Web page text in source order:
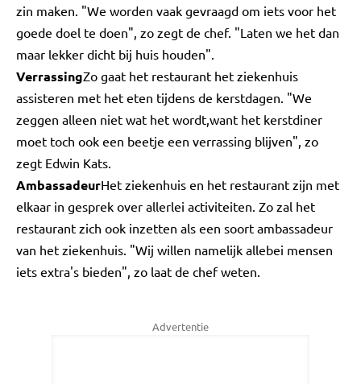
zin maken. "We worden vaak gevraagd om iets voor het
goede doel te doen", zo zegt de chef. "Laten we het dan
maar lekker dicht bij huis houden".
VerrassingZo gaat het restaurant het ziekenhuis
assisteren met het eten tijdens de kerstdagen. "We
zeggen alleen niet wat het wordt,want het kerstdiner
moet toch ook een beetje een verrassing blijven", zo
zegt Edwin Kats.
AmbassadeurHet ziekenhuis en het restaurant zijn met
elkaar in gesprek over allerlei activiteiten. Zo zal het
restaurant zich ook inzetten als een soort ambassadeur
van het ziekenhuis. "Wij willen namelijk allebei mensen
iets extra's bieden", zo laat de chef weten.
Advertentie